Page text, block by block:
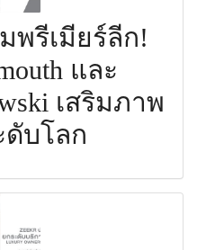
พรีเมียร์ลีก!
และ
เสริมภาพ
บโลก